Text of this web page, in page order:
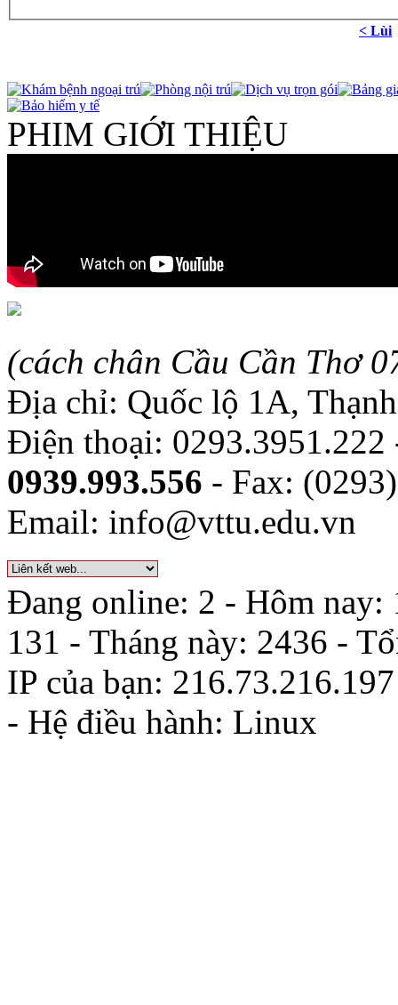
< Lùi
PHIM GIỚI THIỆU
(cách chân Cầu Cần Thơ
Địa chỉ: Quốc lộ 1A,
Điện thoại:
0939.993.556 - Fax:
Email: info@vttu.edu.vn
Đang online: 2 - Hôm nay:
131 - Tháng này: 2436 -
IP của bạn:
- Hệ điều hành: Linux